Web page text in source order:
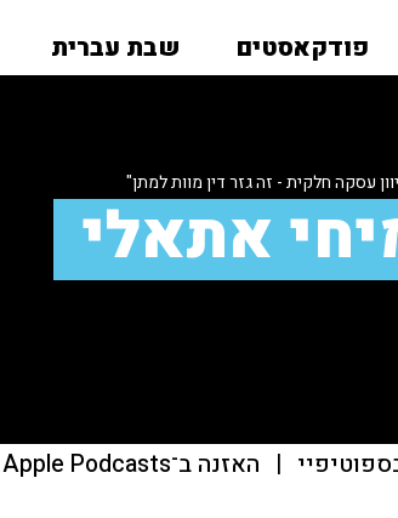
פודקאסטים שבת עברית
עסקה חלקית - זה גזר דין מוות למתן"
אתאלי
| האזנה ב־Apple Podcasts